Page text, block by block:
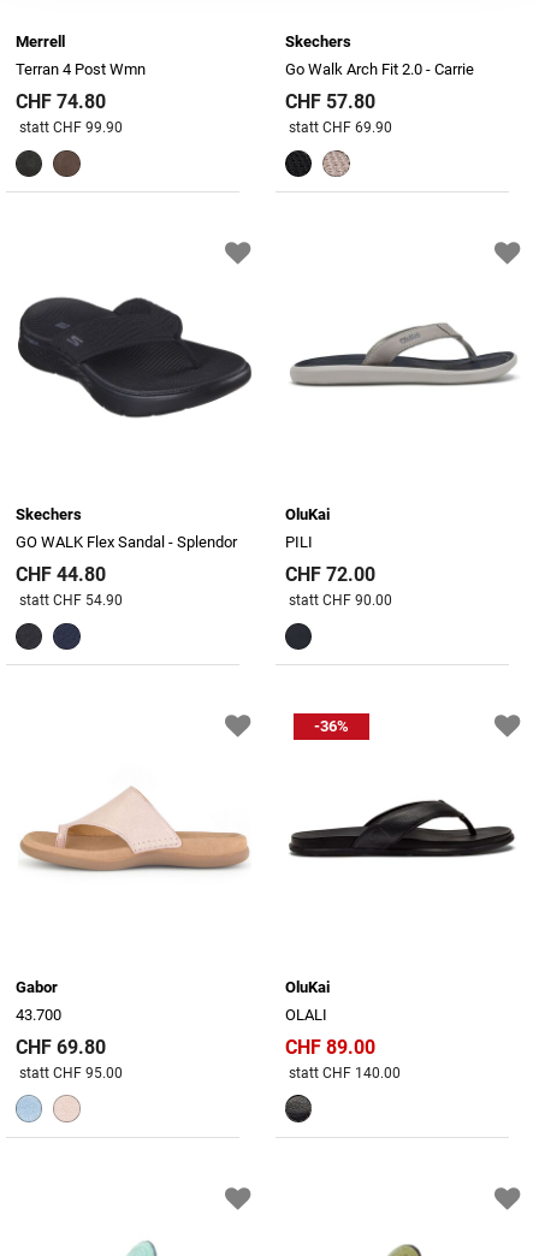
Merrell
Terran 4 Post Wmn
CHF 74.80
Preis reduziert von
statt CHF 99.90
Skechers
Go Walk Arch Fit 2.0 - Carrie
CHF 57.80
Preis reduziert von
statt CHF 69.90
Skechers
GO WALK Flex Sandal - Splendor
CHF 44.80
Preis reduziert von
statt CHF 54.90
OluKai
PILI
CHF 72.00
Preis reduziert von
statt CHF 90.00
Gabor
43.700
CHF 69.80
Preis reduziert von
statt CHF 95.00
-36%
OluKai
OLALI
CHF 89.00
Preis reduziert von
statt CHF 140.00